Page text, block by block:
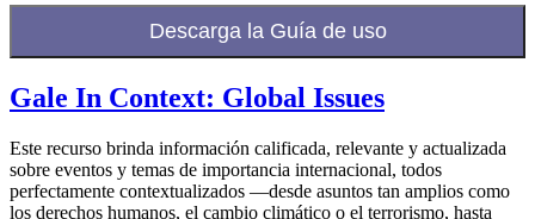
Descarga la Guía de uso
Gale In Context: Global Issues
Este recurso brinda información calificada, relevante y actualizada
sobre eventos y temas de importancia internacional, todos
perfectamente contextualizados —desde asuntos tan amplios como
los derechos humanos, el cambio climático o el terrorismo, hasta